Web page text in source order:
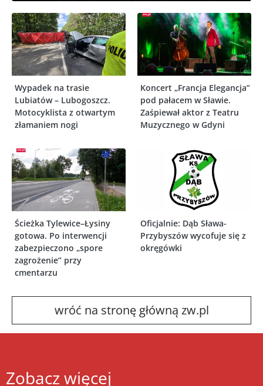
Wypadek na trasie
Lubiatów – Lubogoszcz.
Motocyklista z otwartym
złamaniem nogi
Koncert „Francja Elegancja”
pod pałacem w Sławie.
Zaśpiewał aktor z Teatru
Muzycznego w Gdyni
Ścieżka Tylewice–Łysiny
gotowa. Po interwencji
zabezpieczono „spore
zagrożenie” przy
cmentarzu
Oficjalnie: Dąb Sława-
Przybyszów wycofuje się z
okręgówki
wróć na stronę główną zw.pl
Zobacz więcej